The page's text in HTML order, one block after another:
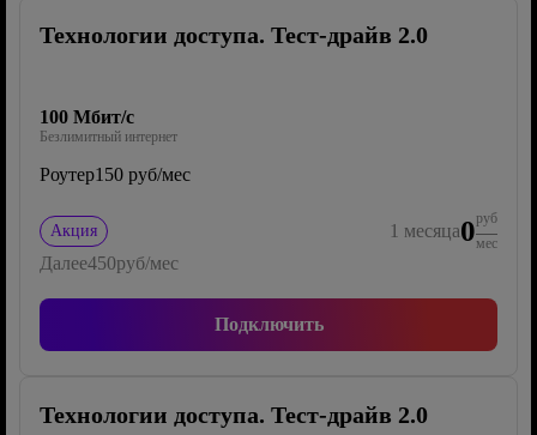
Технологии доступа. Тест-драйв 2.0
100 Мбит/с
Безлимитный интернет
Роутер150 руб/мес
Акция 1 месяца0руб
мес
Далее450руб/мес
Подключить
Технологии доступа. Тест-драйв 2.0